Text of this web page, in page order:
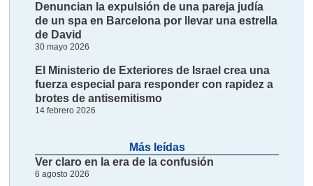
Denuncian la expulsión de una pareja judía
de un spa en Barcelona por llevar una estrella
de David
30 mayo 2026
El Ministerio de Exteriores de Israel crea una
fuerza especial para responder con rapidez a
brotes de antisemitismo
14 febrero 2026
Más leídas
Ver claro en la era de la confusión
6 agosto 2026